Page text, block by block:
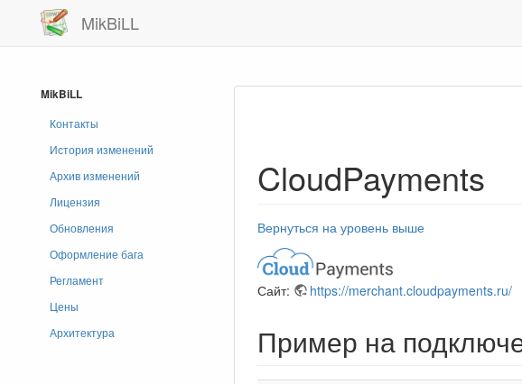
MikBiLL
MikBiLL
Контакты
История изменений
Архив изменений
Лицензия
Обновления
Оформление бага
Регламент
Цены
Архитектура
CloudPayments
Вернуться на уровень выше
Сайт: https://merchant.cloudpayments.ru/
Пример на